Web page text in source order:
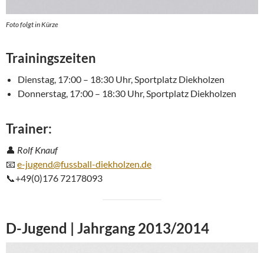
Foto folgt in Kürze
Trainingszeiten
Dienstag, 17:00 – 18:30 Uhr, Sportplatz Diekholzen
Donnerstag, 17:00 – 18:30 Uhr, Sportplatz Diekholzen
Trainer:
👤 Rolf Knauf
📧 e-jugend@fussball-diekholzen.de
📞+49(0)176 72178093
D-Jugend | Jahrgang 2013/2014